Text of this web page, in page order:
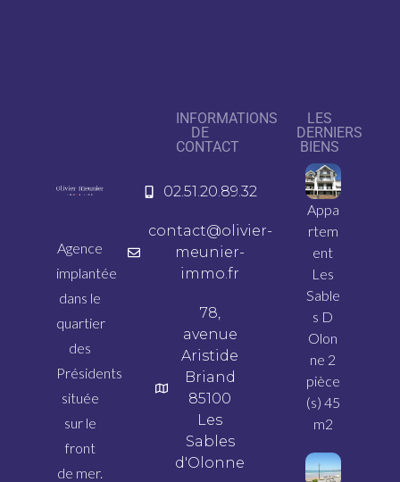
Agence
implantée
dans le
quartier
des
Présidents
située
sur le
front
de mer.
INFORMATIONS
DE
CONTACT
02.51.20.89.32
contact@olivier-
meunier-
immo.fr
78,
avenue
Aristide
Briand
85100
Les
Sables
d'Olonne
LES
DERNIERS
BIENS
Appa
rtem
ent
Les
Sable
s D
Olon
ne 2
pièce
(s) 45
m2